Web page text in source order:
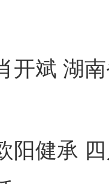
斌 湖南
健承 四